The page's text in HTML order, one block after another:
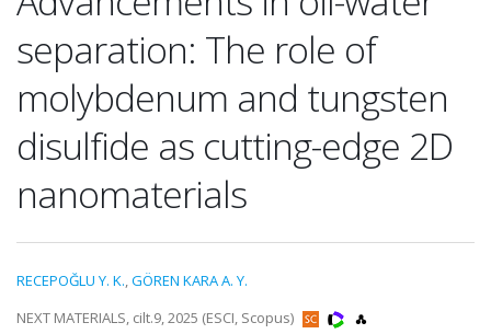
separation: The role of
molybdenum and tungsten
disulfide as cutting-edge 2D
nanomaterials
RECEPOĞLU Y. K.,GÖREN KARA A. Y.
NEXT MATERIALS, cilt.9, 2025 (ESCI, Scopus)